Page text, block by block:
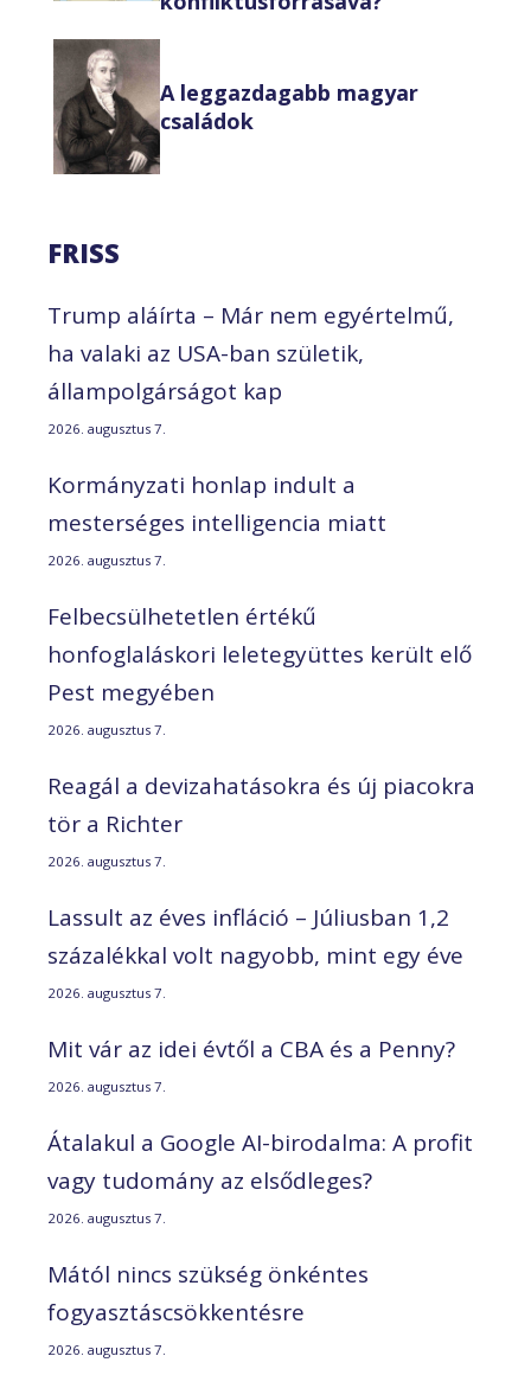
A leggazdagabb magyar
családok
FRISS
Trump aláírta – Már nem egyértelmű,
ha valaki az USA-ban születik,
állampolgárságot kap
2026. augusztus 7.
Kormányzati honlap indult a
mesterséges intelligencia miatt
2026. augusztus 7.
Felbecsülhetetlen értékű
honfoglaláskori leletegyüttes került elő
Pest megyében
2026. augusztus 7.
Reagál a devizahatásokra és új piacokra
tör a Richter
2026. augusztus 7.
Lassult az éves infláció – Júliusban 1,2
százalékkal volt nagyobb, mint egy éve
2026. augusztus 7.
Mit vár az idei évtől a CBA és a Penny?
2026. augusztus 7.
Átalakul a Google AI-birodalma: A profit
vagy tudomány az elsődleges?
2026. augusztus 7.
Mától nincs szükség önkéntes
fogyasztáscsökkentésre
2026. augusztus 7.